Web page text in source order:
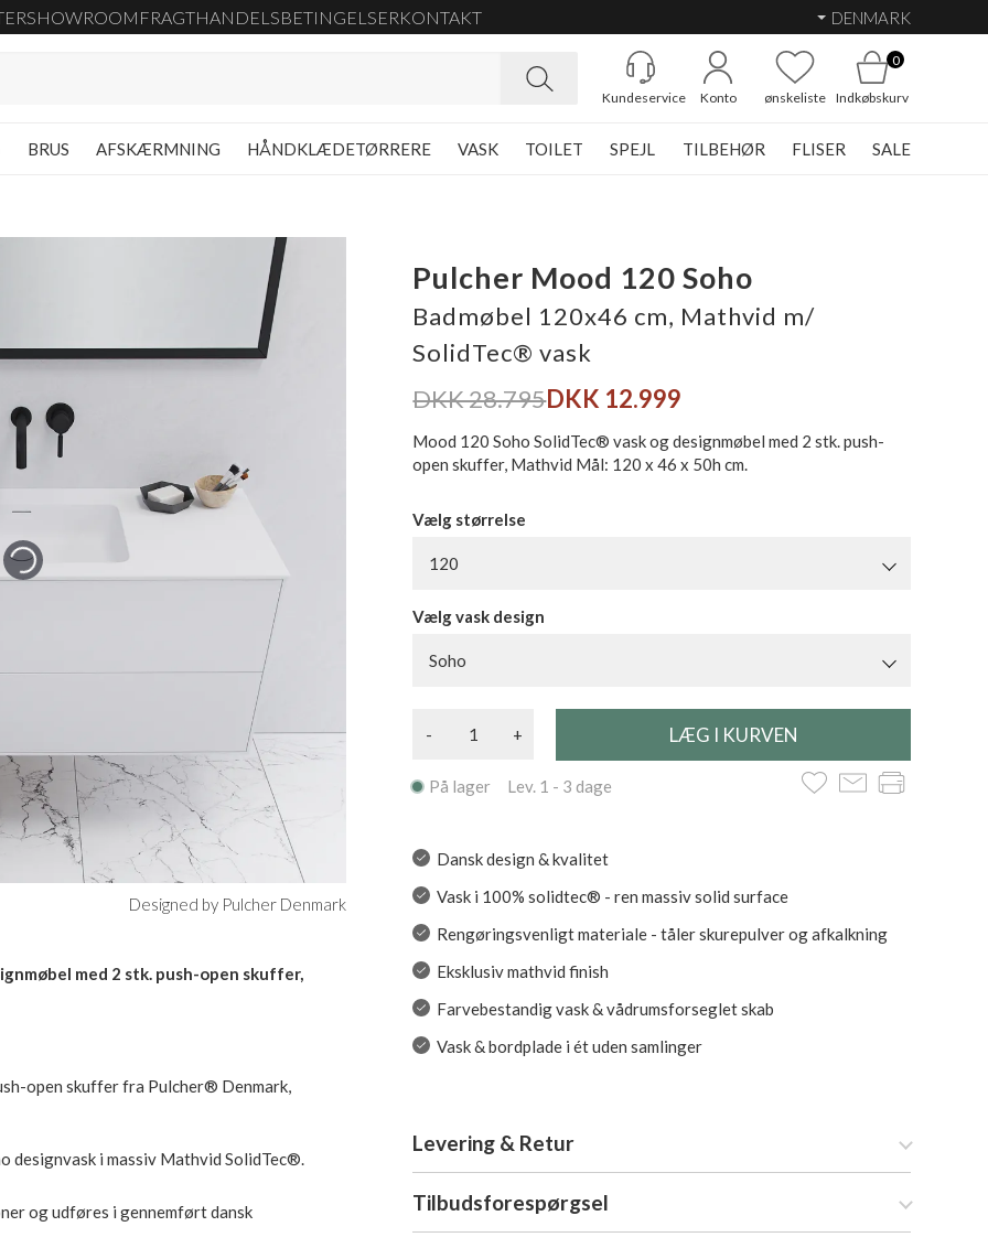
SHOWROOM FRAGTHANDELSBETINGELSERKONTAKT DENMARK
Kundeservice Konto ønskeliste
0
Indkøbskurv
BRUS AFSKÆRMNING HÅNDKLÆDETØRRERE VASK TOILET SPEJL TILBEHØR FLISER SALE
Designed by Pulcher Denmark
med 2 stk. push-open skuffer,
open skuffer fra Pulcher® Denmark,
designvask i massiv Mathvid SolidTec®.
og udføres i gennemført dansk
Pulcher Mood 120 Soho
Badmøbel 120x46 cm, Mathvid m/
SolidTec® vask
DKK 28.795DKK 12.999
Mood 120 Soho SolidTec® vask og designmøbel med 2 stk. push-
open skuffer, Mathvid Mål: 120 x 46 x 50h cm.
Vælg størrelse
120
Vælg vask design
Soho
- +
På lager Lev. 1 - 3 dage
Dansk design & kvalitet
Vask i 100% solidtec® - ren massiv solid surface
Rengøringsvenligt materiale - tåler skurepulver og afkalkning
Eksklusiv mathvid finish
Farvebestandig vask & vådrumsforseglet skab
Vask & bordplade i ét uden samlinger
Levering & Retur
Tilbudsforespørgsel